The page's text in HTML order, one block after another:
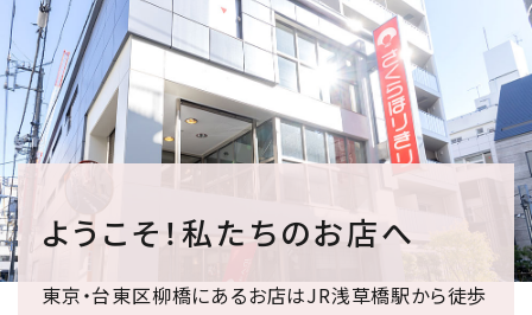
ようこそ！私たちのお店へ
東京・台東区柳橋にあるお店はJR浅草橋駅から徒歩